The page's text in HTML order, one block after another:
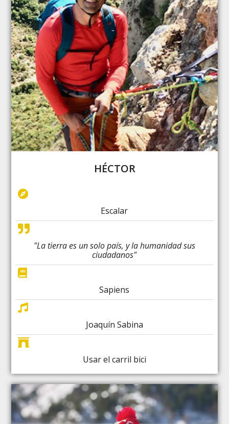
HÉCTOR
Escalar
"La tierra es un solo país, y la humanidad sus
ciudadanos"
Sapiens
Joaquín Sabina
Usar el carril bici